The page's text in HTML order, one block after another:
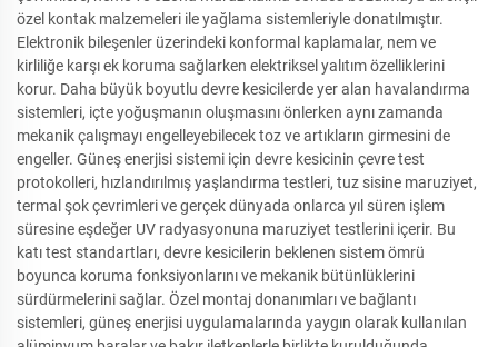
özel kontak malzemeleri ile yağlama sistemleriyle donatılmıştır.
Elektronik bileşenler üzerindeki konformal kaplamalar, nem ve
kirliliğe karşı ek koruma sağlarken elektriksel yalıtım özelliklerini
korur. Daha büyük boyutlu devre kesicilerde yer alan havalandırma
sistemleri, içte yoğuşmanın oluşmasını önlerken aynı zamanda
mekanik çalışmayı engelleyebilecek toz ve artıkların girmesini de
engeller. Güneş enerjisi sistemi için devre kesicinin çevre test
protokolleri, hızlandırılmış yaşlandırma testleri, tuz sisine maruziyet,
termal şok çevrimleri ve gerçek dünyada onlarca yıl süren işlem
süresine eşdeğer UV radyasyonuna maruziyet testlerini içerir. Bu
katı test standartları, devre kesicilerin beklenen sistem ömrü
boyunca koruma fonksiyonlarını ve mekanik bütünlüklerini
sürdürmelerini sağlar. Özel montaj donanımları ve bağlantı
sistemleri, güneş enerjisi uygulamalarında yaygın olarak kullanılan